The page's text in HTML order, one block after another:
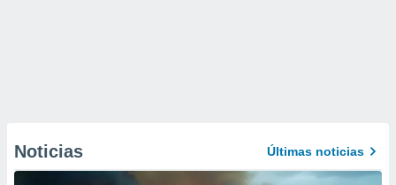
Noticias Últimas noticias